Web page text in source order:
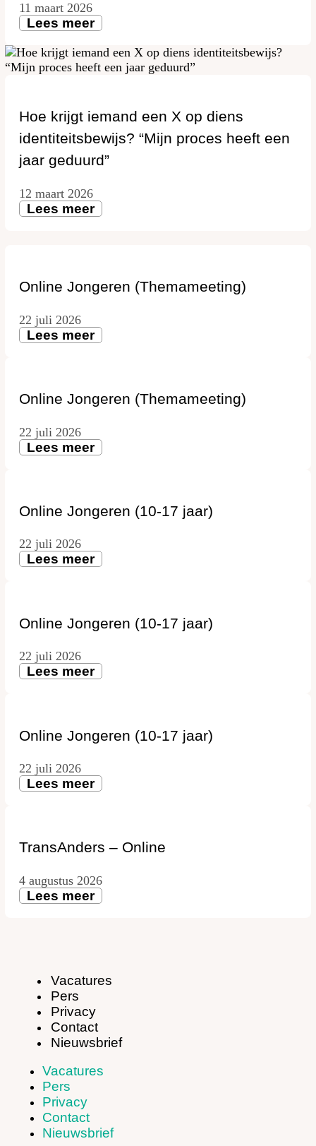
11 maart 2026
Lees meer
Hoe krijgt iemand een X op diens
identiteitsbewijs? “Mijn proces heeft een
jaar geduurd”
12 maart 2026
Lees meer
Online Jongeren (Themameeting)
22 juli 2026
Lees meer
Online Jongeren (Themameeting)
22 juli 2026
Lees meer
Online Jongeren (10-17 jaar)
22 juli 2026
Lees meer
Online Jongeren (10-17 jaar)
22 juli 2026
Lees meer
Online Jongeren (10-17 jaar)
22 juli 2026
Lees meer
TransAnders – Online
4 augustus 2026
Lees meer
Vacatures
Pers
Privacy
Contact
Nieuwsbrief
Vacatures
Pers
Privacy
Contact
Nieuwsbrief